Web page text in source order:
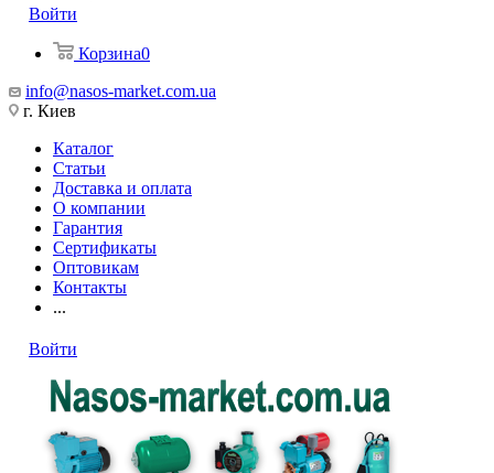
Войти
Корзина0
info@nasos-market.com.ua
г. Киев
Каталог
Статьи
Доставка и оплата
О компании
Гарантия
Сертификаты
Оптовикам
Контакты
...
Войти